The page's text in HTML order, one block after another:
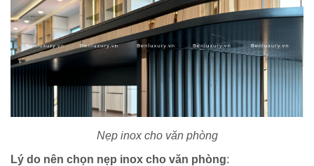
Nẹp inox cho văn phòng
Lý do nên chọn nẹp inox cho văn phòng: